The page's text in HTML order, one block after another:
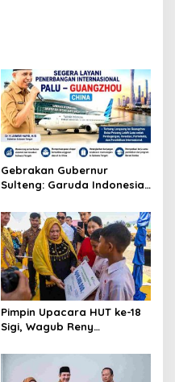
Gebrakan Gubernur
Sulteng: Garuda Indonesia
Penerbangan Internasional
Perdana Palu Sampai
Guangzhou China
Pimpin Upacara HUT ke-18
Sigi, Wagub Reny
Masyarakat Perkuat
Persatuan dan Percepat